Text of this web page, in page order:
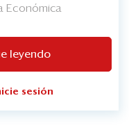
Económica
leyendo
sesión